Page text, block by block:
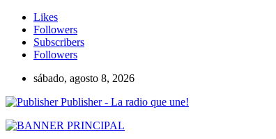
Likes
Followers
Subscribers
Followers
sábado, agosto 8, 2026
Publisher - La radio que une!